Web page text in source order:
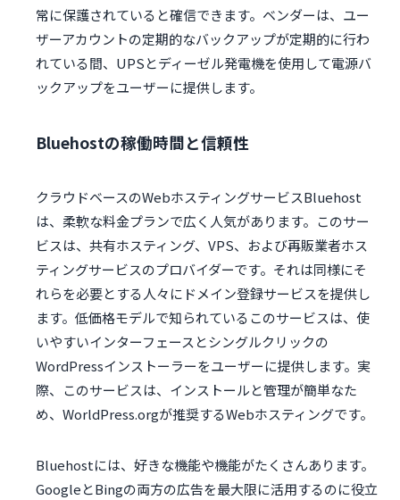
常に保護されていると確信できます。ベンダーは、ユー
ザーアカウントの定期的なバックアップが定期的に行わ
れている間、UPSとディーゼル発電機を使用して電源バ
ックアップをユーザーに提供します。
Bluehostの稼働時間と信頼性
クラウドベースのWebホスティングサービスBluehost
は、柔軟な料金プランで広く人気があります。このサー
ビスは、共有ホスティング、VPS、および再販業者ホス
ティングサービスのプロバイダーです。それは同様にそ
れらを必要とする人々にドメイン登録サービスを提供し
ます。低価格モデルで知られているこのサービスは、使
いやすいインターフェースとシングルクリックの
WordPressインストーラーをユーザーに提供します。実
際、このサービスは、インストールと管理が簡単なた
め、WorldPress.orgが推奨するWebホスティングです。
Bluehostには、好きな機能や機能がたくさんあります。
GoogleとBingの両方の広告を最大限に活用するのに役立